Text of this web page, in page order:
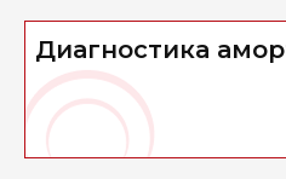
Диагностика